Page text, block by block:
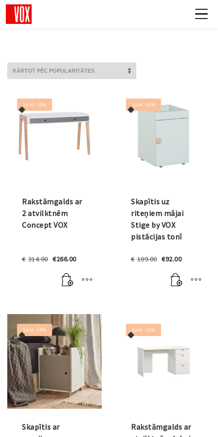
Sale! -15%
Rakstāmgalds ar
2 atvilktnēm
Concept VOX
€ 314.00 Original
was:
€314.00.
€266.00Current
is:
€266.00.
Sale! -16%
Skapītis uz
riteņiem mājai
Stige by VOX
pistācijas tonī
€ 109.00 Original
was:
€109.00.
€92.00Current
€92.00.
Sale! -15%
Skapītis ar
Sale! -15%
Rakstāmgalds ar